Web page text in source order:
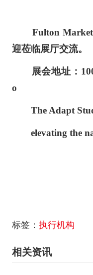
Fulton
迎莅临展厅交流。
展会地址：
o
The Adapt
elevating the
标签： 执行机构
相关资讯